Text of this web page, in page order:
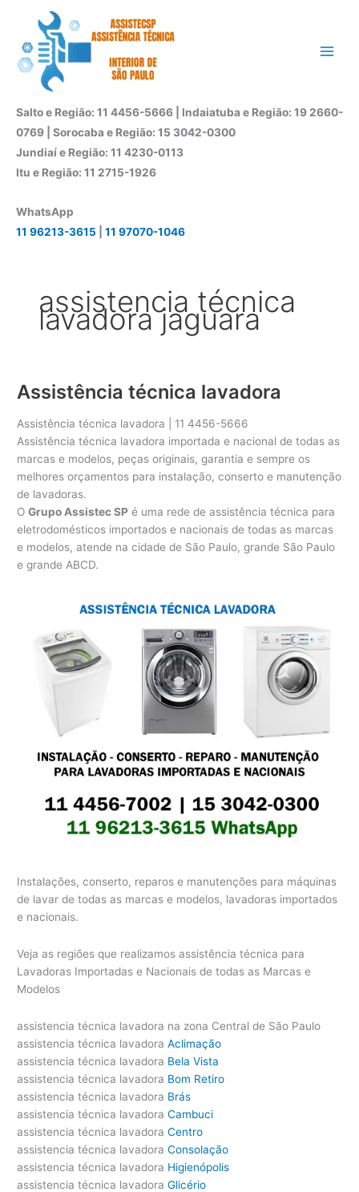
conteúdo
Salto e Região: 11 4456-5666 | Indaiatuba e Região: 19 2660-
0769 | Sorocaba e Região: 15 3042-0300
Jundiaí e Região: 11 4230-0113
Itu e Região: 11 2715-1926
WhatsApp
11 96213-3615
11 97070-1046
assistencia técnica
lavadora jaguara
Assistência técnica lavadora
Assistência técnica lavadora | 11 4456-5666
Assistência técnica lavadora importada e nacional de todas as
marcas e modelos, peças originais, garantia e sempre os
melhores orçamentos para instalação, conserto e manutenção
de lavadoras.
OGrupo Assistec SP é uma rede de assistência técnica para
eletrodomésticos importados e nacionais de todas as marcas
e modelos, atende na cidade de São Paulo, grande São Paulo
e grande ABCD.
Instalações, conserto, reparos e manutenções para máquinas
de lavar de todas as marcas e modelos, lavadoras importados
e nacionais.
Veja as regiões que realizamos assistência técnica para
Lavadoras Importadas e Nacionais de todas as Marcas e
Modelos
assistencia técnica lavadora na zona Central de São Paulo
assistencia técnica lavadora Aclimação
assistencia técnica lavadora Bela Vista
assistencia técnica lavadora Bom Retiro
assistencia técnica lavadora Brás
assistencia técnica lavadora Cambuci
assistencia técnica lavadora Centro
assistencia técnica lavadora Consolação
assistencia técnica lavadora Higienópolis
assistencia técnica lavadora Glicério